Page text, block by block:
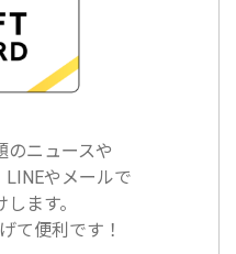
のニュースや
やメールで
ます。
て便利です！